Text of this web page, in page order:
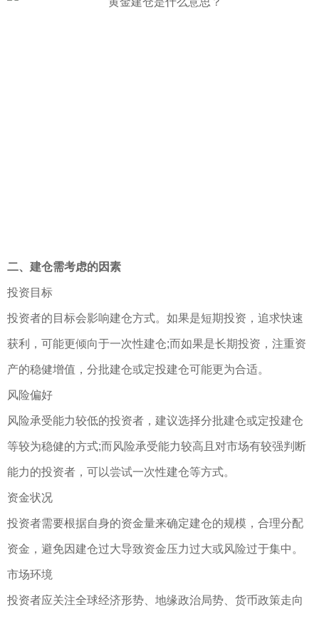
二、建仓需考虑的因素
投资目标
投资者的目标会影响建仓方式。如果是短期投资，追求快速
获利，可能更倾向于一次性建仓;而如果是长期投资，注重资
产的稳健增值，分批建仓或定投建仓可能更为合适。
风险偏好
风险承受能力较低的投资者，建议选择分批建仓或定投建仓
等较为稳健的方式;而风险承受能力较高且对市场有较强判断
能力的投资者，可以尝试一次性建仓等方式。
资金状况
投资者需要根据自身的资金量来确定建仓的规模，合理分配
资金，避免因建仓过大导致资金压力过大或风险过于集中。
市场环境
投资者应关注全球经济形势、地缘政治局势、货币政策走向